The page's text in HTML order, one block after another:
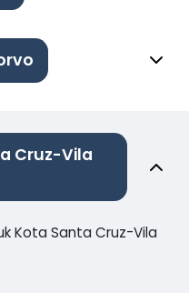
Cruz-Vila
Kota Santa Cruz-Vila